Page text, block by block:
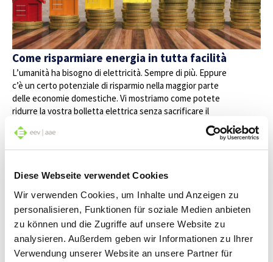
Diese Webseite verwendet Cookies
Wir verwenden Cookies, um Inhalte und Anzeigen zu
personalisieren, Funktionen für soziale Medien anbieten
zu können und die Zugriffe auf unsere Website zu
analysieren. Außerdem geben wir Informationen zu Ihrer
Verwendung unserer Website an unsere Partner für
Come risparmiare energia in tutta facilità
L’umanità ha bisogno di elettricità. Sempre di più. Eppure
c’è un certo potenziale di risparmio nella maggior parte
delle economie domestiche. Vi mostriamo come potete
ridurre la vostra bolletta elettrica senza sacrificare il
vostro comfort.